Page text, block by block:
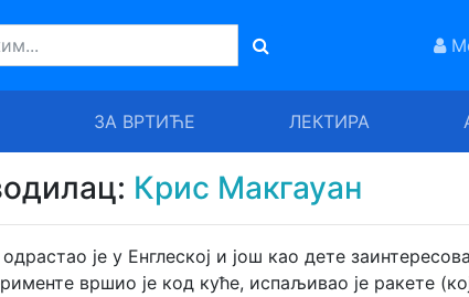
ЗА ВРТИЋЕ ЛЕКТИРА
Крис Макгауан
је у Енглеској и још као дете
вршио је код куће, испаљивао је ракете